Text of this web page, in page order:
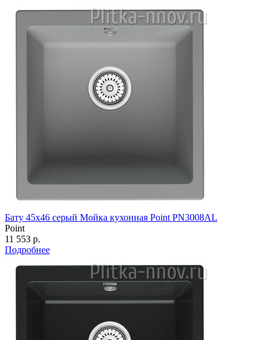
Бату 45х46 серый Мойка кухонная Point PN3008AL
Point
11 553 р.
Подробнее